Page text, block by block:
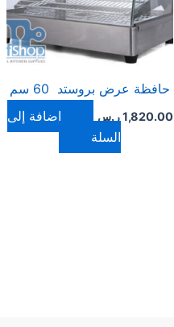
حافظة عرض بروستد 60 سم
1,820.00ر.س
إضافة إلى
السلة